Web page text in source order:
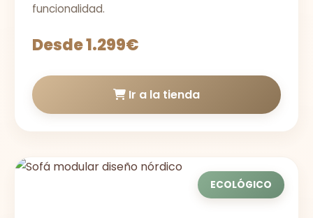
funcionalidad.
Desde 1.299€
Ir a la tienda
ECOLÓGICO